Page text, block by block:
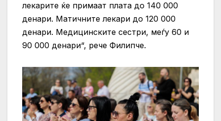
лекарите ќе примаат плата до 140 000
денари. Матичните лекари до 120 000
денари. Медицинските сестри, меѓу 60 и
90 000 денари“, рече Филипче.